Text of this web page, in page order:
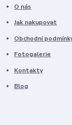
O nás
Jak nakupovat
Obchodní
Fotogalerie
Kontakty
Blog